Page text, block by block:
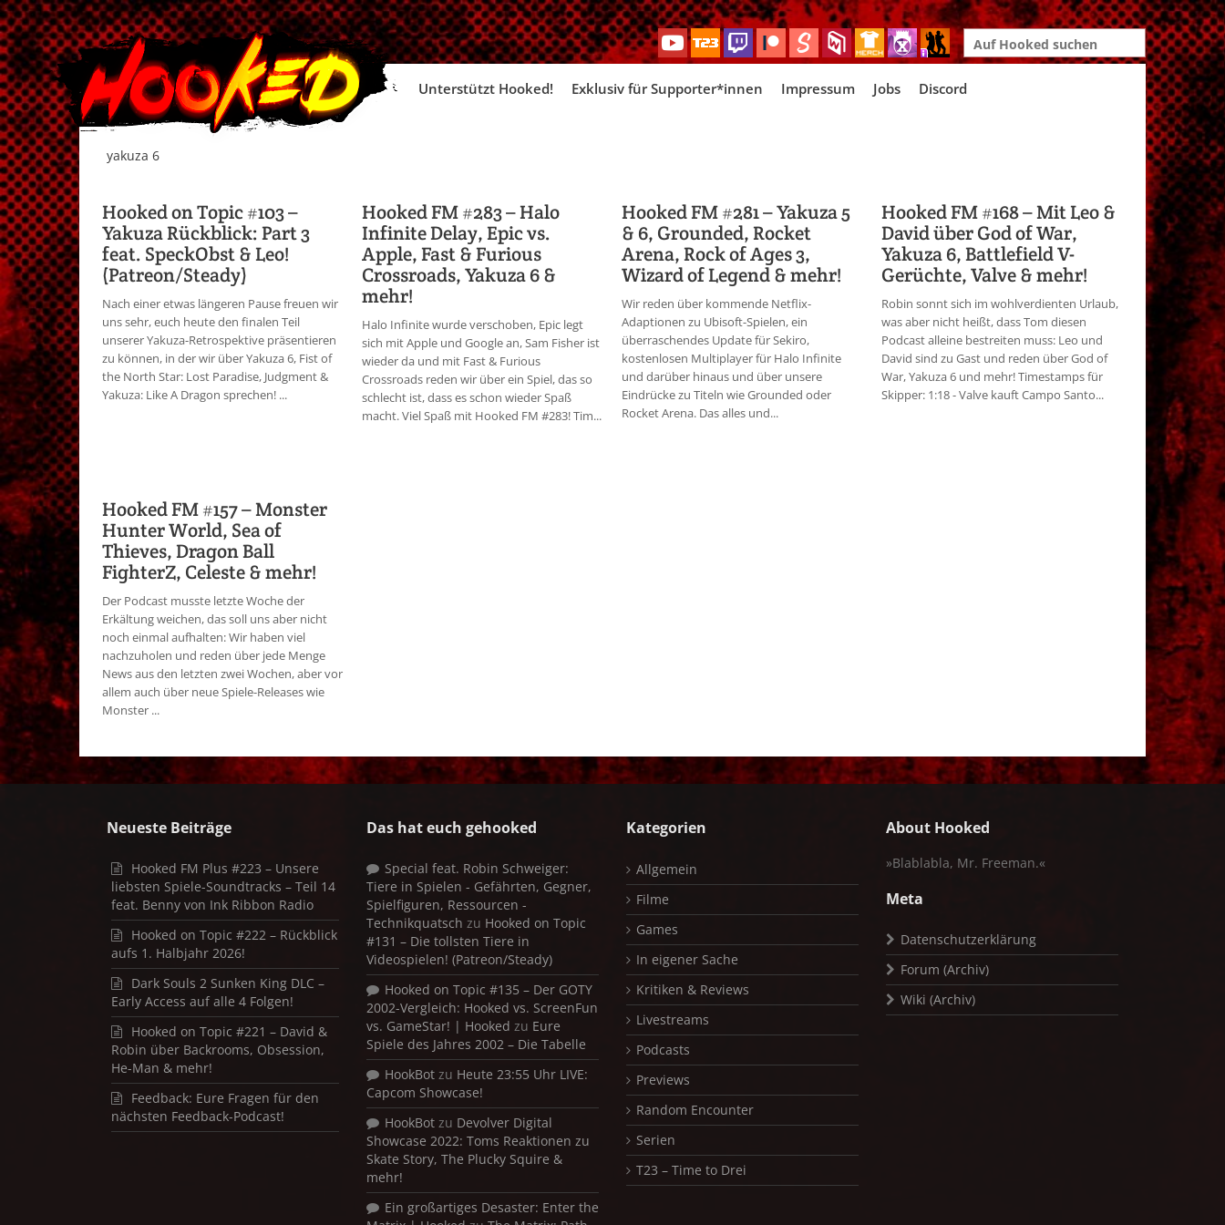
Search
for:
Skip
Unterstützt Hooked! Exklusiv für Supporter*innen Impressum Jobs Discord
yakuza 6
Hooked on Topic #103 –
Yakuza Rückblick: Part 3
feat. SpeckObst & Leo!
(Patreon/Steady)
Nach einer etwas längeren Pause freuen wir
uns sehr, euch heute den finalen Teil
unserer Yakuza-Retrospektive präsentieren
zu können, in der wir über Yakuza 6, Fist of
the North Star: Lost Paradise, Judgment &
Yakuza: Like A Dragon sprechen! ...
Hooked FM #283 – Halo
Infinite Delay, Epic vs.
Apple, Fast & Furious
Crossroads, Yakuza 6 &
mehr!
Halo Infinite wurde verschoben, Epic legt
sich mit Apple und Google an, Sam Fisher ist
wieder da und mit Fast & Furious
Crossroads reden wir über ein Spiel, das so
schlecht ist, dass es schon wieder Spaß
macht. Viel Spaß mit Hooked FM #283! Tim...
Hooked FM #281 – Yakuza 5
& 6, Grounded, Rocket
Arena, Rock of Ages 3,
Wizard of Legend & mehr!
Wir reden über kommende Netflix-
Adaptionen zu Ubisoft-Spielen, ein
überraschendes Update für Sekiro,
kostenlosen Multiplayer für Halo Infinite
und darüber hinaus und über unsere
Eindrücke zu Titeln wie Grounded oder
Rocket Arena. Das alles und...
Hooked FM #168 – Mit Leo &
David über God of War,
Yakuza 6, Battlefield V-
Gerüchte, Valve & mehr!
Robin sonnt sich im wohlverdienten Urlaub,
was aber nicht heißt, dass Tom diesen
Podcast alleine bestreiten muss: Leo und
David sind zu Gast und reden über God of
War, Yakuza 6 und mehr! Timestamps für
Skipper: 1:18 - Valve kauft Campo Santo...
Hooked FM #157 – Monster
Hunter World, Sea of
Thieves, Dragon Ball
FighterZ, Celeste & mehr!
Der Podcast musste letzte Woche der
Erkältung weichen, das soll uns aber nicht
noch einmal aufhalten: Wir haben viel
nachzuholen und reden über jede Menge
News aus den letzten zwei Wochen, aber vor
allem auch über neue Spiele-Releases wie
Monster ...
Neueste Beiträge
Hooked FM Plus #223 – Unsere
liebsten Spiele-Soundtracks – Teil 14
feat. Benny von Ink Ribbon Radio
Hooked on Topic #222 – Rückblick
aufs 1. Halbjahr 2026!
Dark Souls 2 Sunken King DLC –
Early Access auf alle 4 Folgen!
Hooked on Topic #221 – David &
Robin über Backrooms, Obsession,
He-Man & mehr!
Feedback: Eure Fragen für den
nächsten Feedback-Podcast!
Das hat euch gehooked
Special feat. Robin Schweiger:
Tiere in Spielen - Gefährten, Gegner,
Spielfiguren, Ressourcen -
Technikquatsch zu Hooked on Topic
#131 – Die tollsten Tiere in
Videospielen! (Patreon/Steady)
Hooked on Topic #135 – Der GOTY
2002-Vergleich: Hooked vs. ScreenFun
vs. GameStar! | Hooked zu Eure
Spiele des Jahres 2002 – Die Tabelle
HookBot zu Heute 23:55 Uhr LIVE:
Capcom Showcase!
HookBot zu Devolver Digital
Showcase 2022: Toms Reaktionen zu
Skate Story, The Plucky Squire &
mehr!
Ein großartiges Desaster: Enter the
Kategorien
Allgemein
Filme
Games
In eigener Sache
Kritiken & Reviews
Livestreams
Podcasts
Previews
Random Encounter
Serien
T23 – Time to Drei
About Hooked
»Blablabla, Mr. Freeman.«
Meta
Datenschutzerklärung
Forum (Archiv)
Wiki (Archiv)